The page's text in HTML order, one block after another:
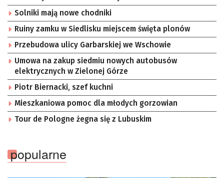
Solniki mają nowe chodniki
Ruiny zamku w Siedlisku miejscem święta plonów
Przebudowa ulicy Garbarskiej we Wschowie
Umowa na zakup siedmiu nowych autobusów
elektrycznych w Zielonej Górze
Piotr Biernacki, szef kuchni
Mieszkaniowa pomoc dla młodych gorzowian
Tour de Pologne żegna się z Lubuskim
popularne